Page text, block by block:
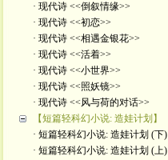
· 现代诗 <<倒叙情缘>>
· 现代诗 <<初恋>>
· 现代诗 <<相遇金银花>>
· 现代诗 <<活着>>
· 现代诗 <<小世界>>
· 现代诗 <<照妖镜>>
· 现代诗 <<风与荷的对话>>
【短篇轻科幻小说: 造娃计划】
· 短篇轻科幻小说: 造娃计划 (下)
· 短篇轻科幻小说: 造娃计划 (上)